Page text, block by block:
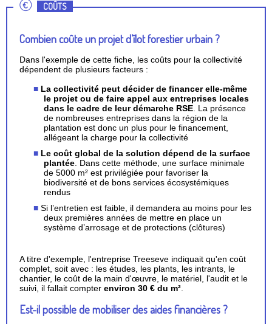
COÛTS
Combien coûte un projet d’îlot forestier urbain ?
Dans l'exemple de cette fiche, les coûts pour la collectivité
dépendent de plusieurs facteurs :
La collectivité peut décider de financer elle-même
le projet ou de faire appel aux entreprises locales
dans le cadre de leur démarche RSE . La présence
de nombreuses entreprises dans la région de la
plantation est donc un plus pour le financement,
allégeant la charge pour la collectivité
Le coût global de la solution dépend de la surface
plantée . Dans cette méthode, une surface minimale
de 5000 m² est privilégiée pour favoriser la
biodiversité et de bons services écosystémiques
rendus
Si l’entretien est faible, il demandera au moins pour les
deux premières années de mettre en place un
système d’arrosage et de protections (clôtures)
A titre d'exemple, l'entreprise Treeseve indiquait qu'en coût
complet, soit avec : les études, les plants, les intrants, le
chantier, le coût de la main d'œuvre, le matériel, l'audit et le
suivi, il fallait compter environ 30 € du m²
Est-il possible de mobiliser des aides financières ?